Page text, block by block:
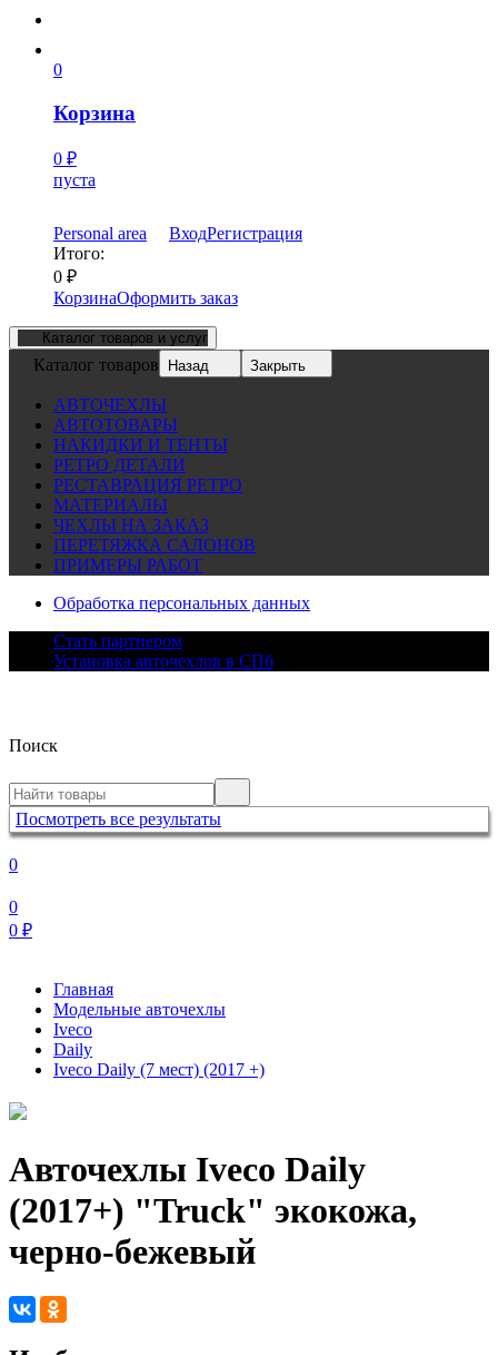
0
Корзина
0 ₽
пуста
Personal area ВходРегистрация
Итого:
0 ₽
КорзинаОформить заказ
Каталог товаров и услуг
Каталог товаров Назад Закрыть
АВТОЧЕХЛЫ
АВТОТОВАРЫ
НАКИДКИ И ТЕНТЫ
РЕТРО ДЕТАЛИ
РЕСТАВРАЦИЯ РЕТРО
МАТЕРИАЛЫ
ЧЕХЛЫ НА ЗАКАЗ
ПЕРЕТЯЖКА САЛОНОВ
ПРИМЕРЫ РАБОТ
Обработка персональных данных
Стать партнером
Установка авточехлов в СПб
Поиск
Посмотреть все результаты
0
0
0 ₽
Главная
Модельные авточехлы
Iveco
Daily
Iveco Daily (7 мест) (2017 +)
Авточехлы Iveco Daily
(2017+) "Truck" экокожа,
черно-бежевый